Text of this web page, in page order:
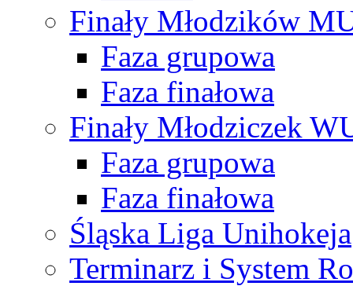
Finały Młodzików
Faza grupowa
Faza finałowa
Finały Młodziczek
Faza grupowa
Faza finałowa
Śląska Liga Unihokeja
Terminarz i System